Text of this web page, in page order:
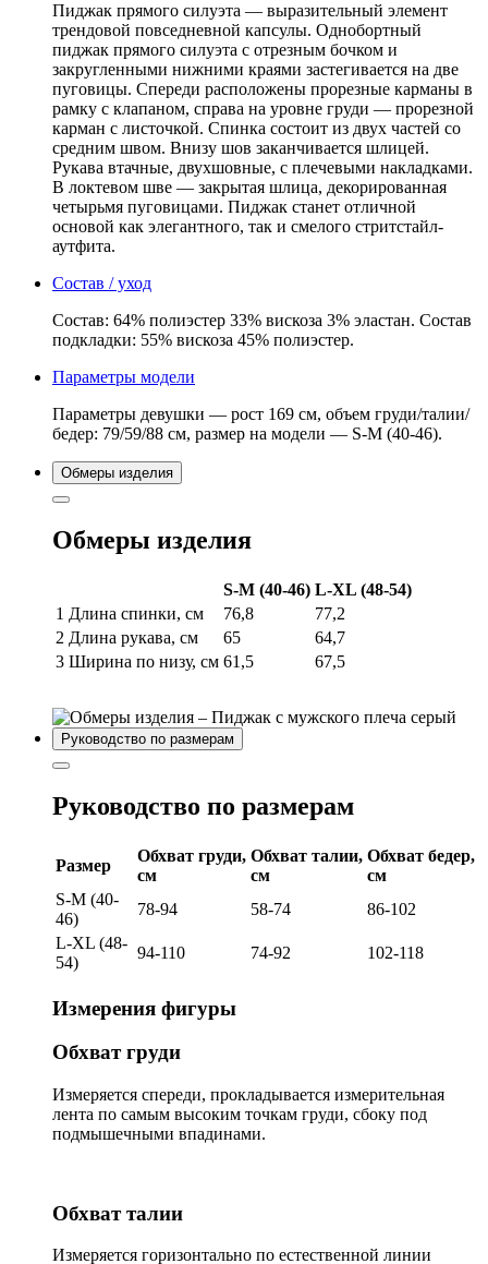
мужского
серый
Пиджак прямого силуэта — выразительный элемент
трендовой повседневной капсулы. Однобортный
пиджак прямого силуэта с отрезным бочком и
закругленными нижними краями застегивается на две
пуговицы. Спереди расположены прорезные карманы в
рамку с клапаном, справа на уровне груди — прорезной
карман с листочкой. Спинка состоит из двух частей со
средним швом. Внизу шов заканчивается шлицей.
Рукава втачные, двухшовные, с плечевыми накладками.
В локтевом шве — закрытая шлица, декорированная
четырьмя пуговицами. Пиджак станет отличной
основой как элегантного, так и смелого стритстайл-
аутфита.
Состав / уход
Состав: 64% полиэстер 33% вискоза 3% эластан. Состав
подкладки: 55% вискоза 45% полиэстер.
Параметры модели
Параметры девушки — рост 169 см, объем груди/талии/
бедер: 79/59/88 см, размер на модели — S-M (40-46).
Обмеры изделия
Обмеры изделия
S-M (40-46) L-XL (48-54)
1 Длина спинки, см 76,8
77,2
2 Длина рукава, см 65
64,7
3 Ширина по низу, см 61,5 67,5
Руководство по размерам
Руководство по размерам
Размер
Обхват груди,
см
Обхват талии,
см
Обхват бедер,
см
S-M (40-
46)
78-94 58-74
86-102
L-XL (48-
54)
94-110 74-92 102-118
Измерения фигуры
Обхват груди
Измеряется спереди, прокладывается измерительная
лента по самым высоким точкам груди, сбоку под
подмышечными впадинами.
Обхват талии
Измеряется горизонтально по естественной линии